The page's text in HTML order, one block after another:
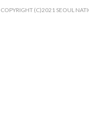
COPYRIGHT (C)2021 SEOUL